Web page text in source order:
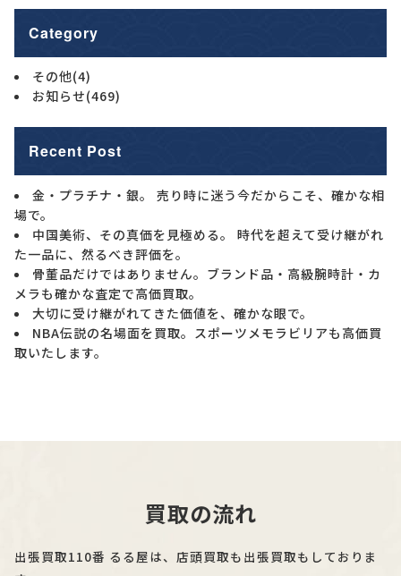
Category
その他(4)
お知らせ(469)
Recent Post
金・プラチナ・銀。 売り時に迷う今だからこそ、確かな相
場で。
中国美術、その真価を見極める。 時代を超えて受け継がれ
た一品に、然るべき評価を。
骨董品だけではありません。ブランド品・高級腕時計・カ
メラも確かな査定で高価買取。
大切に受け継がれてきた価値を、確かな眼で。
NBA伝説の名場面を買取。スポーツメモラビリアも高価買
取いたします。
買取の流れ
出張買取110番 るる屋は、店頭買取も出張買取もしておりま